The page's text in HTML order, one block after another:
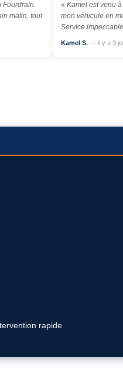
Fourdrain.
matin, tout
« Kamel est venu
mon véhicule en
Service
Kamel S. — il y a 3
rapide